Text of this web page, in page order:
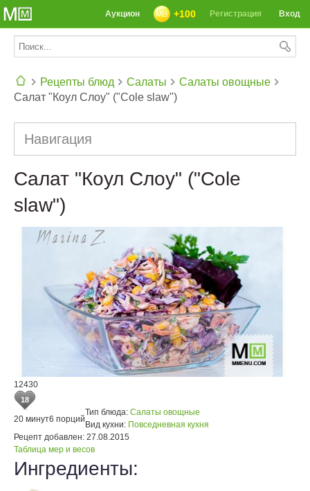
Вход
Регистрация
+100
Аукцион
Рецепты блюд Салаты
Салаты овощные
Салат "Коул Слоу" ("Cole slaw")
Навигация
Салат "Коул Слоу" ("Cole
slaw")
12430
18
20 минут6 порций
Тип блюда: Салаты овощные
Вид кухни: Повседневная кухня
Рецепт добавлен: 27.08.2015
Таблица мер и весов
Ингредиенты: